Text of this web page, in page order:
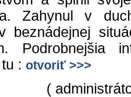
Zahynul v
beznádejnej
Podrobnejšia
: otvoriť >>>
(